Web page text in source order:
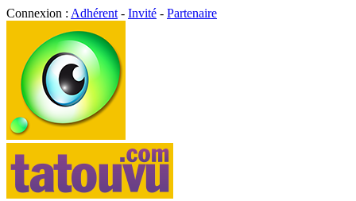
Connexion : Adhérent - Invité - Partenaire